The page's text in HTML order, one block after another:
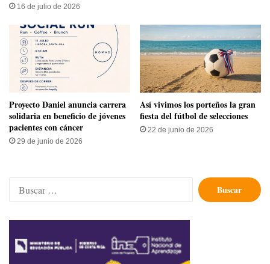
16 de julio de 2026
Proyecto Daniel anuncia carrera
solidaria en beneficio de jóvenes
pacientes con cáncer
29 de junio de 2026
Así vivimos los porteños la gran
fiesta del fútbol de selecciones
22 de junio de 2026
Buscar: